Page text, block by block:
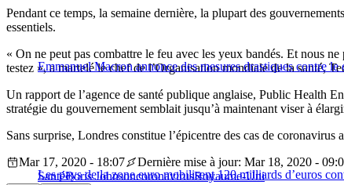
Pendant ce temps, la semaine dernière, la plupart des
essentiels.
Emmanuel Macron annonce des mesures drastiques contre le
« On ne peut pas combattre le feu avec les yeux bandés. Et nous
testez », a martelé le chef de l’Organisation mondiale de la santé,
Un rapport de l’agence de santé publique anglaise, Public Health
stratégie du gouvernement semblait jusqu’à maintenant viser à
Sans surprise, Londres constitue l’épicentre des cas de
Les pays de la zone euro mobilisent 120 milliards d’euros
Mar 17, 2020 - 18:07
Dernière mise à jour: Mar 18, 2020 -
SantéBoris JohnsoncoronavirusRoyaume-Uni